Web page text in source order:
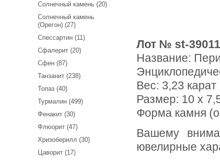
Солнечный камень (20)
Солнечный камень
(Орегон) (27)
Спессартин (11)
Сфалерит (20)
Сфен (87)
Танзанит (238)
Топаз (40)
Турмалин (499)
Фенакит (30)
Флюорит (47)
Хризоберилл (30)
Цаворит (17)
Лот № st-39011
Название:
Вес: 3,23 карат
Размер: 10 x
Форма камня
Вашему вниманию предлагаетс перидот! Ниже приводятся
ювелирные